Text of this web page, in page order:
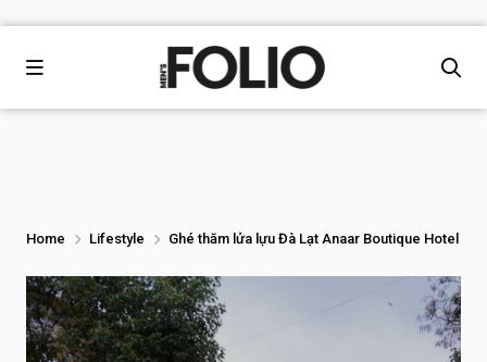
Home Lifestyle Ghé thăm lửa lựu Đà Lạt Anaar Boutique Hotel